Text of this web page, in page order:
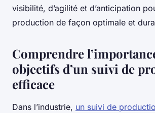
visibilité, d’agilité et d’anticipation
production de façon optimale et
Comprendre
objectifs d’un suivi de
efficace
Dans l’industrie, un suivi de